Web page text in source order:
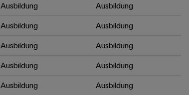
Ausbildung
Ausbildung
Ausbildung
Ausbildung
Ausbildung
Ausbildung
Ausbildung
Ausbildung
Ausbildung
Ausbildung